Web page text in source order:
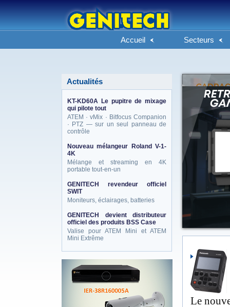
Accueil Secteurs
Actualités
KT-KD60A Le pupitre de mixage
qui pilote tout
ATEM · vMix · Bitfocus Companion
· PTZ — sur un seul panneau de
contrôle
Nouveau mélangeur Roland V-1-
4K
Mélange et streaming en 4K
portable tout-en-un
GENITECH revendeur officiel
SWIT
Moniteurs, éclairages, batteries
GENITECH devient distributeur
officiel des produits BSS Case
Valise pour ATEM Mini et ATEM
Mini Extrême
Le